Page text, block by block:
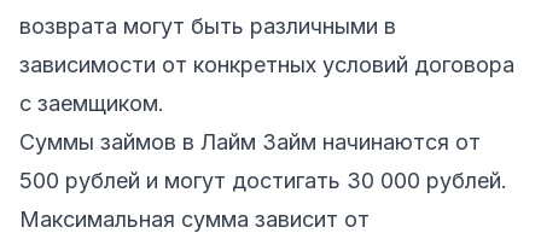
возврата могут быть различными в
зависимости от конкретных условий договора
с заемщиком.
Суммы займов в Лайм Займ начинаются от
500 рублей и могут достигать 30 000 рублей.
Максимальная сумма зависит от